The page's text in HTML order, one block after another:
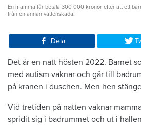
En mamma får betala 300 000 kronor efter att ett
från en annan vattenskada.
Dela
Det är en natt hösten 2022. Barnet
med autism vaknar och går till
på kranen i duschen. Men hen
Vid tretiden på natten vaknar
spridit sig i badrummet och ut i